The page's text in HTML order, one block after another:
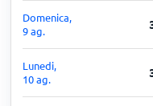
Domenica,
9 ag.
Lunedi,
10 ag.